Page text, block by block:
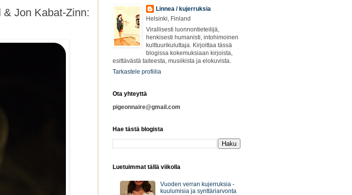
Jon Kabat-Zinn:
Linnea / kujerruksia
Helsinki, Finland
Virallisesti luonnontieteilijä,
henkisesti humanisti, intohimoinen
kulttuurikuluttaja. Kirjoittaa tässä
blogissa kokemuksiaan kirjoista,
esittävästä taiteesta, musiikista ja elokuvista.
Tarkastele profiilia
Ota yhteyttä
pigeonnaire@gmail.com
Hae tästä blogista
Luetuimmat tällä viikolla
Vuoden verran kujerruksia -
kuulumisia ja synttäriarvonta